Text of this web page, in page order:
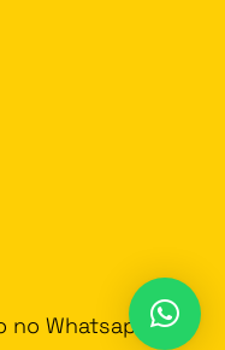
no Whatsapp e